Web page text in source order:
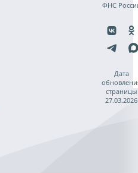
ФНС
Дата
страницы
27.03.2026